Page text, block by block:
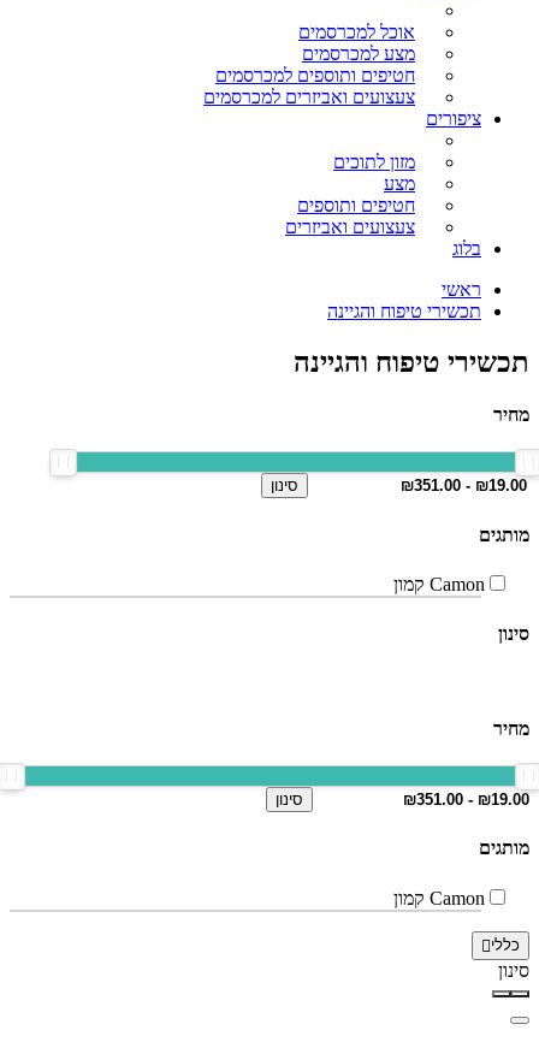
אוכל למכרסמים
מצע למכרסמים
חטיפים ותוספים למכרסמים
צעצועים ואביזרים למכרסמים
ציפורים
מזון לתוכים
מצע
חטיפים ותוספים
צעצועים ואביזרים
בלוג
ראשי
תכשירי טיפוח והגיינה
תכשירי טיפוח והגיינה
מחיר
סינון
מותגים
Camon קמון
סינון
מחיר
סינון
מותגים
Camon קמון
כללי
סינון